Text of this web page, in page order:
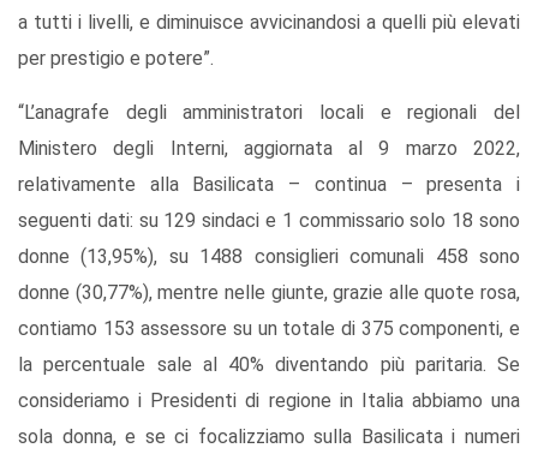
a tutti i livelli, e diminuisce avvicinandosi a quelli più elevati
per prestigio e potere”.
“L’anagrafe degli amministratori locali e regionali del
Ministero degli Interni, aggiornata al 9 marzo 2022,
relativamente alla Basilicata – continua – presenta i
seguenti dati: su 129 sindaci e 1 commissario solo 18 sono
donne (13,95%), su 1488 consiglieri comunali 458 sono
donne (30,77%), mentre nelle giunte, grazie alle quote rosa,
contiamo 153 assessore su un totale di 375 componenti, e
la percentuale sale al 40% diventando più paritaria. Se
consideriamo i Presidenti di regione in Italia abbiamo una
sola donna, e se ci focalizziamo sulla Basilicata i numeri